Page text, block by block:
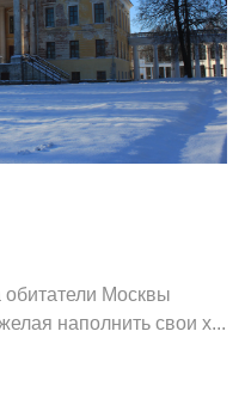
обитатели Москвы
наполнить свои х...